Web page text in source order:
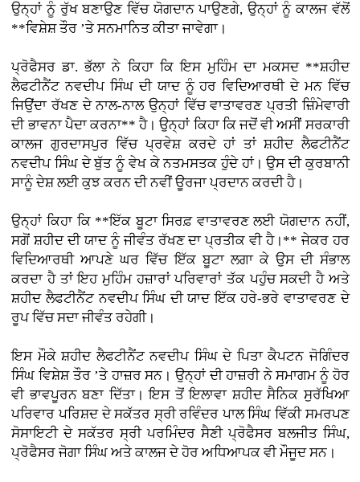
ਉਨ੍ਹਾਂ ਨੂੰ ਰੁੱਖ ਬਣਾਉਣ ਵਿੱਚ ਯੋਗਦਾਨ ਪਾਉਣਗੇ, ਉਨ੍ਹਾਂ ਨੂੰ ਕਾਲਜ ਵੱਲੋਂ
**ਵਿਸ਼ੇਸ਼ ਤੌਰ ’ਤੇ ਸਨਮਾਨਿਤ ਕੀਤਾ ਜਾਵੇਗਾ।
ਪ੍ਰੋਫੈਸਰ ਡਾ. ਭੱਲਾ ਨੇ ਕਿਹਾ ਕਿ ਇਸ ਮੁਹਿੰਮ ਦਾ ਮਕਸਦ **ਸ਼ਹੀਦ
ਲੈਫਟੀਨੈਂਟ ਨਵਦੀਪ ਸਿੰਘ ਦੀ ਯਾਦ ਨੂੰ ਹਰ ਵਿਦਿਆਰਥੀ ਦੇ ਮਨ ਵਿੱਚ
ਜਿਉਂਦਾ ਰੱਖਣ ਦੇ ਨਾਲ-ਨਾਲ ਉਨ੍ਹਾਂ ਵਿੱਚ ਵਾਤਾਵਰਣ ਪ੍ਰਤੀ ਜ਼ਿੰਮੇਵਾਰੀ
ਦੀ ਭਾਵਨਾ ਪੈਦਾ ਕਰਨਾ** ਹੈ। ਉਨ੍ਹਾਂ ਕਿਹਾ ਕਿ ਜਦੋਂ ਵੀ ਅਸੀਂ ਸਰਕਾਰੀ
ਕਾਲਜ ਗੁਰਦਾਸਪੁਰ ਵਿੱਚ ਪ੍ਰਵੇਸ਼ ਕਰਦੇ ਹਾਂ ਤਾਂ ਸ਼ਹੀਦ ਲੈਫਟੀਨੈਂਟ
ਨਵਦੀਪ ਸਿੰਘ ਦੇ ਬੁੱਤ ਨੂੰ ਵੇਖ ਕੇ ਨਤਮਸਤਕ ਹੁੰਦੇ ਹਾਂ। ਉਸ ਦੀ ਕੁਰਬਾਨੀ
ਸਾਨੂੰ ਦੇਸ਼ ਲਈ ਕੁਝ ਕਰਨ ਦੀ ਨਵੀਂ ਊਰਜਾ ਪ੍ਰਦਾਨ ਕਰਦੀ ਹੈ।
ਉਨ੍ਹਾਂ ਕਿਹਾ ਕਿ **ਇੱਕ ਬੂਟਾ ਸਿਰਫ਼ ਵਾਤਾਵਰਣ ਲਈ ਯੋਗਦਾਨ ਨਹੀਂ,
ਸਗੋਂ ਸ਼ਹੀਦ ਦੀ ਯਾਦ ਨੂੰ ਜੀਵੰਤ ਰੱਖਣ ਦਾ ਪ੍ਰਤੀਕ ਵੀ ਹੈ।** ਜੇਕਰ ਹਰ
ਵਿਦਿਆਰਥੀ ਆਪਣੇ ਘਰ ਵਿੱਚ ਇੱਕ ਬੂਟਾ ਲਗਾ ਕੇ ਉਸ ਦੀ ਸੰਭਾਲ
ਕਰਦਾ ਹੈ ਤਾਂ ਇਹ ਮੁਹਿੰਮ ਹਜ਼ਾਰਾਂ ਪਰਿਵਾਰਾਂ ਤੱਕ ਪਹੁੰਚ ਸਕਦੀ ਹੈ ਅਤੇ
ਸ਼ਹੀਦ ਲੈਫਟੀਨੈਂਟ ਨਵਦੀਪ ਸਿੰਘ ਦੀ ਯਾਦ ਇੱਕ ਹਰੇ-ਭਰੇ ਵਾਤਾਵਰਣ ਦੇ
ਰੂਪ ਵਿੱਚ ਸਦਾ ਜੀਵੰਤ ਰਹੇਗੀ।
ਇਸ ਮੌਕੇ ਸ਼ਹੀਦ ਲੈਫਟੀਨੈਂਟ ਨਵਦੀਪ ਸਿੰਘ ਦੇ ਪਿਤਾ ਕੈਪਟਨ ਜੋਗਿੰਦਰ
ਸਿੰਘ ਵਿਸ਼ੇਸ਼ ਤੌਰ ’ਤੇ ਹਾਜ਼ਰ ਸਨ। ਉਨ੍ਹਾਂ ਦੀ ਹਾਜ਼ਰੀ ਨੇ ਸਮਾਗਮ ਨੂੰ ਹੋਰ
ਵੀ ਭਾਵਪੂਰਨ ਬਣਾ ਦਿੱਤਾ। ਇਸ ਤੋਂ ਇਲਾਵਾ ਸ਼ਹੀਦ ਸੈਨਿਕ ਸੁਰੱਖਿਆ
ਪਰਿਵਾਰ ਪਰਿਸ਼ਦ ਦੇ ਸਕੱਤਰ ਸ੍ਰੀ ਰਵਿੰਦਰ ਪਾਲ ਸਿੰਘ ਵਿੱਕੀ ਸਮਰਪਣ
ਸੋਸਾਇਟੀ ਦੇ ਸਕੱਤਰ ਸ੍ਰੀ ਪਰਮਿੰਦਰ ਸੈਣੀ ਪ੍ਰੋਫੈਸਰ ਬਲਜੀਤ ਸਿੰਘ,
ਪ੍ਰੋਫੈਸਰ ਜੋਗਾ ਸਿੰਘ ਅਤੇ ਕਾਲਜ ਦੇ ਹੋਰ ਅਧਿਆਪਕ ਵੀ ਮੌਜੂਦ ਸਨ।